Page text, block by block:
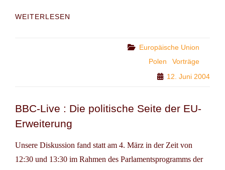
WEITERLESEN
Categories
Europäische Union
Polen
Vorträge
12. Juni 2004
BBC-Live : Die politische Seite der EU-
Erweiterung
Unsere Diskussion fand statt am 4. März in der Zeit von
12:30 und 13:30 im Rahmen des Parlamentsprogramms der